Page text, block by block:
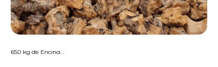
650 kg de Encina...